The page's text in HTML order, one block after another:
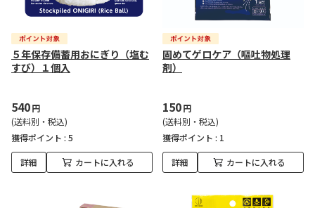
５年保存備蓄用おにぎり（塩む
すび）１個入
540円
(送料別・税込)
獲得ポイント : 5
詳細 カートに入れる
固めてゲロケア（嘔吐物処理
剤）
150円
(送料別・税込)
獲得ポイント : 1
詳細 カートに入れる